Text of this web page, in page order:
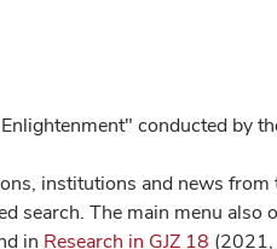
conducted by
institutions and news
search. The main menu
in Research in GJZ 18 (2021,